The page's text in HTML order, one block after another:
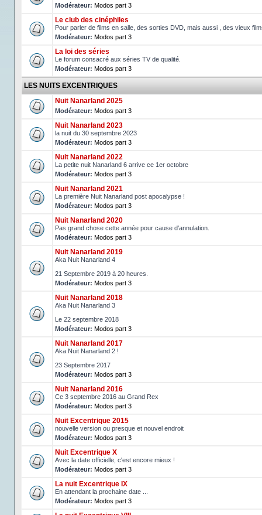
Modérateur: Modos part 3
Le club des cinéphiles
Pour parler de films en salle, des sorties DVD, mais aussi , des vieux
Modérateur: Modos part 3
La loi des séries
Le forum consacré aux séries TV de qualité.
Modérateur: Modos part 3
LES NUITS EXCENTRIQUES
Nuit Nanarland 2025
Modérateur: Modos part 3
Nuit Nanarland 2023
la nuit du 30 septembre 2023
Modérateur: Modos part 3
Nuit Nanarland 2022
La petite nuit Nanarland 6 arrive ce 1er octobre
Modérateur: Modos part 3
Nuit Nanarland 2021
La première Nuit Nanarland post apocalypse !
Modérateur: Modos part 3
Nuit Nanarland 2020
Pas grand chose cette année pour cause d'annulation.
Modérateur: Modos part 3
Nuit Nanarland 2019
Aka Nuit Nanarland 4
21 Septembre 2019 à 20 heures.
Modérateur: Modos part 3
Nuit Nanarland 2018
Aka Nuit Nanarland 3
Le 22 septembre 2018
Modérateur: Modos part 3
Nuit Nanarland 2017
Aka Nuit Nanarland 2 !
23 Septembre 2017
Modérateur: Modos part 3
Nuit Nanarland 2016
Ce 3 septembre 2016 au Grand Rex
Modérateur: Modos part 3
Nuit Excentrique 2015
nouvelle version ou presque et nouvel endroit
Modérateur: Modos part 3
Nuit Excentrique X
Avec la date officielle, c'est encore mieux !
Modérateur: Modos part 3
La nuit Excentrique IX
En attendant la prochaine date ...
Modérateur: Modos part 3